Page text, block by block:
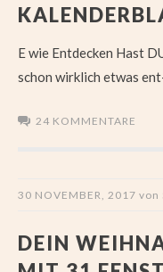
E wie Entdecken Hast
schon wirklich etwas
24 KOMMENTARE
30 NOVEMBER, 2017 von
DEIN